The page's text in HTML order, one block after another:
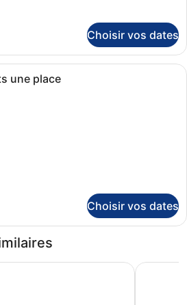
Choisir vos dates
Une chambre d’hôtel avec deux
une place
Choisir vos dates